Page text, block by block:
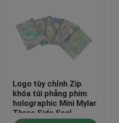
Logo tùy chỉnh Zip
khóa túi phẳng phim
holographic Mini Mylar
Three Side Seal